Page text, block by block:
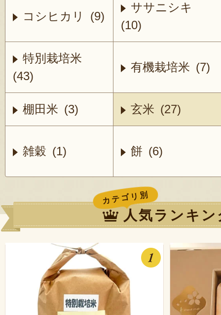
コシヒカリ (9)
ササニシキ
(10)
特別栽培米
(43)
有機栽培米 (7)
棚田米 (3) 玄米 (27)
雑穀 (1) 餅 (6)
カテゴリ別
人気ランキン